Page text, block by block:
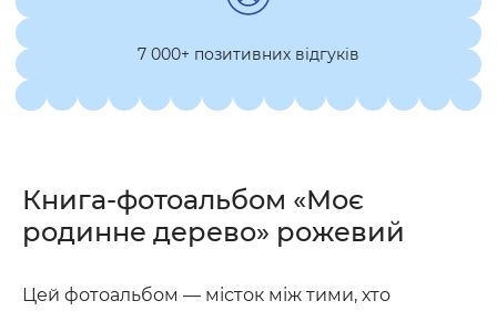
7 000+ позитивних відгуків
Книга-фотоальбом «Моє
родинне дерево» рожевий
Цей фотоальбом — місток між тими, хто